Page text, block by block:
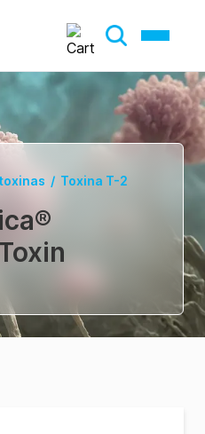
/ Toxina T-2
®